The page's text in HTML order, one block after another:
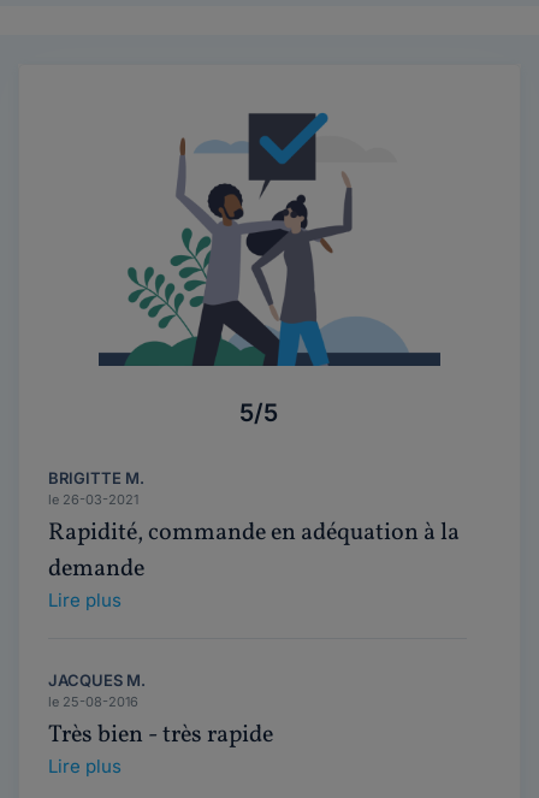
5/5
BRIGITTE M.
le 26-03-2021
Rapidité, commande en adéquation à la
demande
Lire plus
JACQUES M.
le 25-08-2016
Très bien - très rapide
Lire plus